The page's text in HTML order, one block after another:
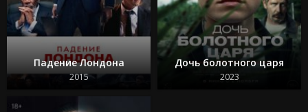
Падение Лондона
2015
Дочь болотного царя
2023